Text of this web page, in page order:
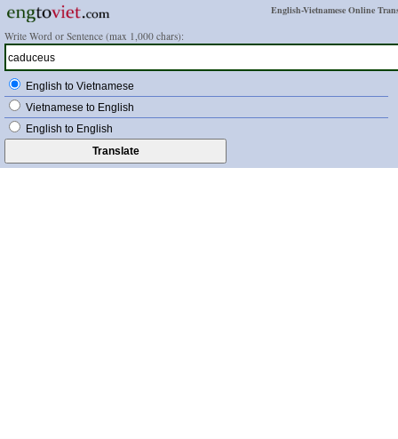
English-Vietnamese Online
Write Word or Sentence (max 1,000 chars):
English to Vietnamese
Vietnamese to English
English to English